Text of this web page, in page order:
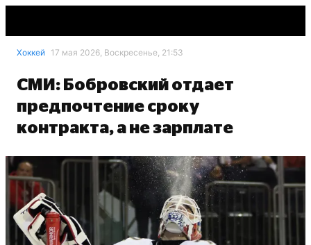
Хоккей 17 мая 2026, Воскресенье, 21:53
СМИ: Бобровский отдает
предпочтение сроку
контракта, а не зарплате